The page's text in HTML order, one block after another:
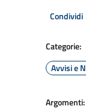
Condividi
Categorie:
Avvisi e
Argomenti: